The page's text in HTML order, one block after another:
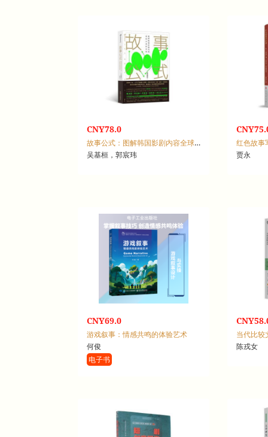
CNY78.0
故事公式：图解韩国影剧内容全球大卖的法则
吴基桓，郭宸玮
贾永
CNY69.0
游戏叙事：情感共鸣的体验艺术
何俊
电子书
当代比较
陈戎女